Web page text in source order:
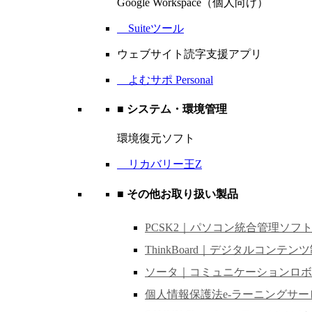
Suiteツール
ウェブサイト読字支援アプリ
よむサポ Personal
■ システム・環境管理
環境復元ソフト
リカバリー王Z
■ その他お取り扱い製品
PCSK2｜パソコン統合管理ソフト
ThinkBoard｜デジタルコンテン
ソータ｜コミュニケーションロボ
個人情報保護法e-ラーニングサー